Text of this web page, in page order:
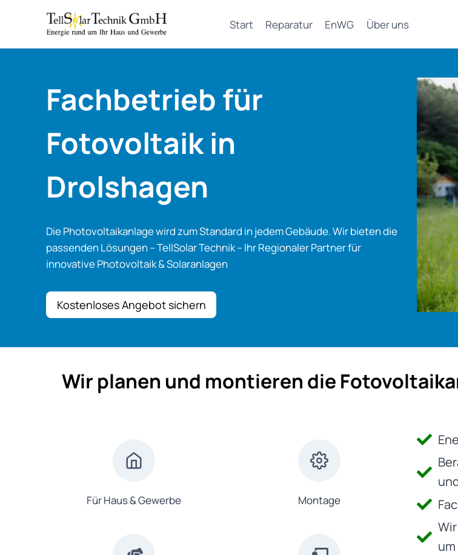
Start Reparatur EnWG Über uns
Fachbetrieb für
Fotovoltaik in
Drolshagen
Die Photovoltaikanlage wird zum Standard in jedem Gebäude. Wir bieten die
passenden Lösungen – TellSolar Technik – Ihr Regionaler Partner für
innovative Photovoltaik & Solaranlagen
Kostenloses Angebot sichern
Wir planen und montieren die
Für Haus & Gewerbe Montage